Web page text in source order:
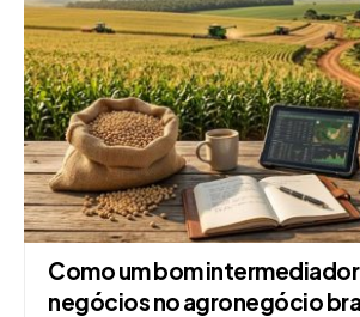
Como um bom
negócios no agronegócio